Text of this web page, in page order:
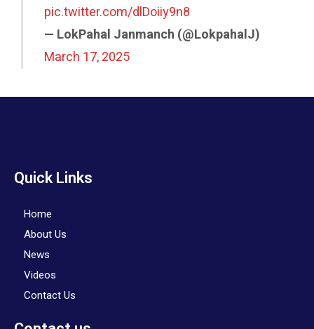
pic.twitter.com/dlDoiiy9n8
— LokPahal Janmanch (@LokpahalJ)
March 17, 2025
Quick Links
Home
About Us
News
Videos
Contact Us